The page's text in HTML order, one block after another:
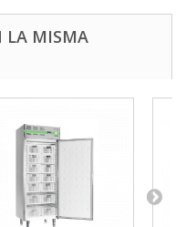
LA MISMA